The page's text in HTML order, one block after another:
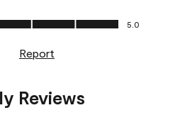
of 5
5.0
Report
Reviews